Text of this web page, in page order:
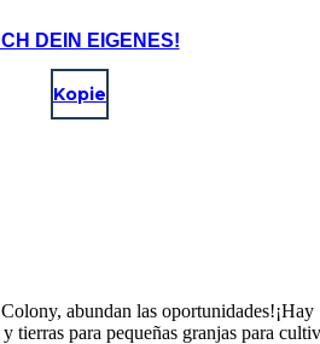
DEIN EIGENES!
Kopie
abundan las oportunidades!¡Hay
tierras para pequeñas granjas para